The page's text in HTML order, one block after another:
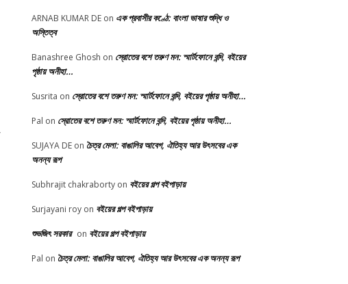
ARNAB KUMAR DE on এক প্রবাসীর কণ্ঠে: বাংলা ভাষার শুদ্ধি ও
অস্তিত্ব
Banashree Ghosh on স্রোতের বশে তরুণ মন: স্মার্টফোনে বন্দি, বইয়ের
পৃষ্ঠায় অনীহা…
Susrita on স্রোতের বশে তরুণ মন: স্মার্টফোনে বন্দি, বইয়ের পৃষ্ঠায় অনীহা…
Pal on স্রোতের বশে তরুণ মন: স্মার্টফোনে বন্দি, বইয়ের পৃষ্ঠায় অনীহা…
SUJAYA DE on চৈত্র মেলা: বাঙালির আবেগ, ঐতিহ্য আর উৎসবের এক
অনন্য রূপ
Subhrajit chakraborty on বইয়ের গল্প বইপাড়ায়
Surjayani roy on বইয়ের গল্প বইপাড়ায়
শুভজিৎ সরকার on বইয়ের গল্প বইপাড়ায়
Pal on চৈত্র মেলা: বাঙালির আবেগ, ঐতিহ্য আর উৎসবের এক অনন্য রূপ